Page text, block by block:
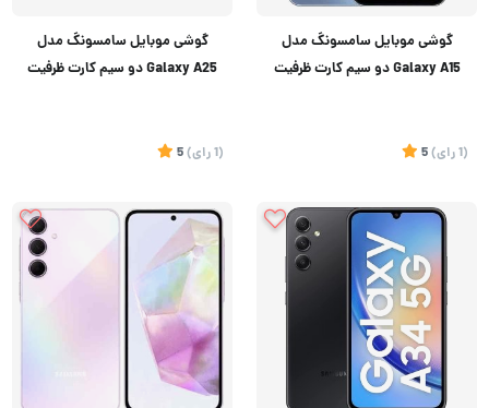
گوشی موبایل سامسونگ مدل
Galaxy A15 دو سیم کارت ظرفیت
تماس بگیرید
(1 رای)
5
گوشی موبایل سامسونگ مدل
Galaxy A25 دو سیم کارت ظرفیت
تماس بگیرید
(1 رای)
5